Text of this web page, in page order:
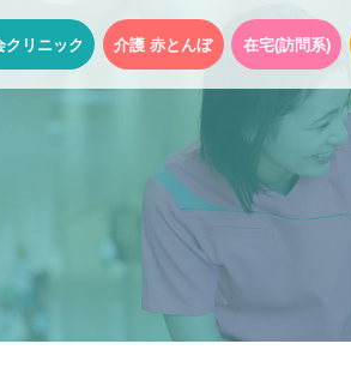
クリニック 介護 赤とんぼ 在宅(訪問系)